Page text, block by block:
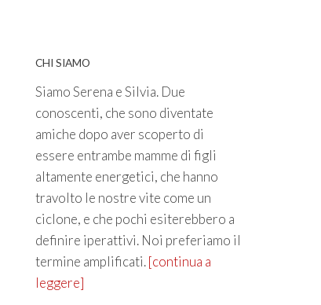
CHI SIAMO
Siamo Serena e Silvia. Due
conoscenti, che sono diventate
amiche dopo aver scoperto di
essere entrambe mamme di figli
altamente energetici, che hanno
travolto le nostre vite come un
ciclone, e che pochi esiterebbero a
definire iperattivi. Noi preferiamo il
termine amplificati.[continua a
leggere]